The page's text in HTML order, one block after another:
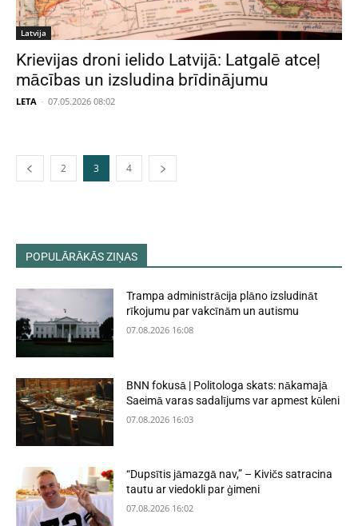
Latvija
Krievijas droni ielido Latvijā: Latgalē atceļ
mācības un izsludina brīdinājumu
LETA - 07.05.2026 08:02
2 3 4
POPULĀRĀKĀS ZIŅAS
Trampa administrācija plāno izsludināt
rīkojumu par vakcīnām un autismu
07.08.2026 16:08
BNN fokusā | Politologa skats: nākamajā
Saeimā varas sadalījums var apmest kūleni
07.08.2026 16:03
“Dupsītis jāmazgā nav,” – Kivičs satracina
tautu ar viedokli par ģimeni
07.08.2026 16:02